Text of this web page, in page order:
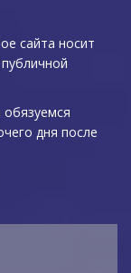
сайта носит
дня после